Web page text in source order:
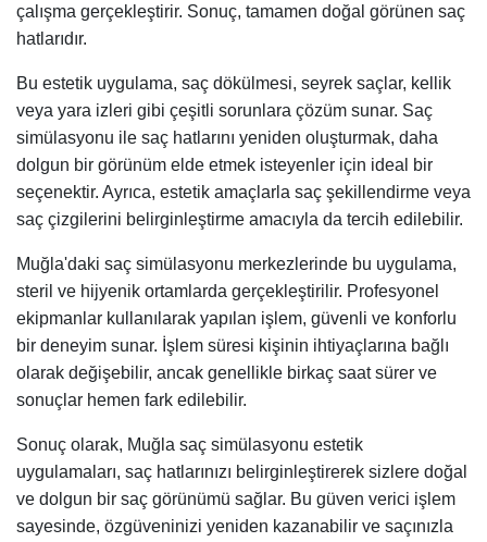
çalışma gerçekleştirir. Sonuç, tamamen doğal görünen saç
hatlarıdır.
Bu estetik uygulama, saç dökülmesi, seyrek saçlar, kellik
veya yara izleri gibi çeşitli sorunlara çözüm sunar. Saç
simülasyonu ile saç hatlarını yeniden oluşturmak, daha
dolgun bir görünüm elde etmek isteyenler için ideal bir
seçenektir. Ayrıca, estetik amaçlarla saç şekillendirme veya
saç çizgilerini belirginleştirme amacıyla da tercih edilebilir.
Muğla'daki saç simülasyonu merkezlerinde bu uygulama,
steril ve hijyenik ortamlarda gerçekleştirilir. Profesyonel
ekipmanlar kullanılarak yapılan işlem, güvenli ve konforlu
bir deneyim sunar. İşlem süresi kişinin ihtiyaçlarına bağlı
olarak değişebilir, ancak genellikle birkaç saat sürer ve
sonuçlar hemen fark edilebilir.
Sonuç olarak, Muğla saç simülasyonu estetik
uygulamaları, saç hatlarınızı belirginleştirerek sizlere doğal
ve dolgun bir saç görünümü sağlar. Bu güven verici işlem
sayesinde, özgüveninizi yeniden kazanabilir ve saçınızla